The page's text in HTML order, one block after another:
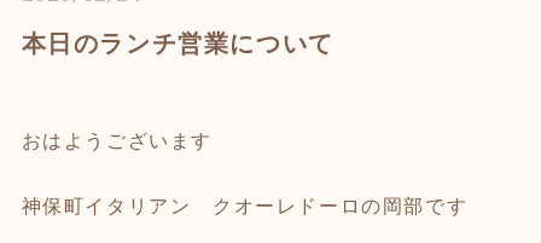
本日のランチ営業について
おはようございます
神保町イタリアン クオーレドーロの岡部です